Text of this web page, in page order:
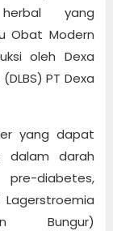
yang
Obat Modern
oleh Dexa
PT Dexa
yang dapat
dalam darah
diabetes,
Bungur)